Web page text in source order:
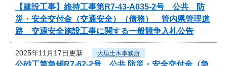
【建設工事】維持工事第R7-43-A035-2号 公共 防
災・安全交付金（交通安全）（債務） 管内県管理道
路 交通安全施設工事に関する一般競争入札公告
2025年11月17日更新 大垣土木事務所
公砂工第急傾R7-62-2号 公共 防災・安全交付金（急